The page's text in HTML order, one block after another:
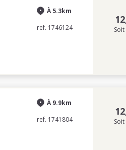
À 5.3km
ref. 1746124
À 9.9km
ref. 1741804